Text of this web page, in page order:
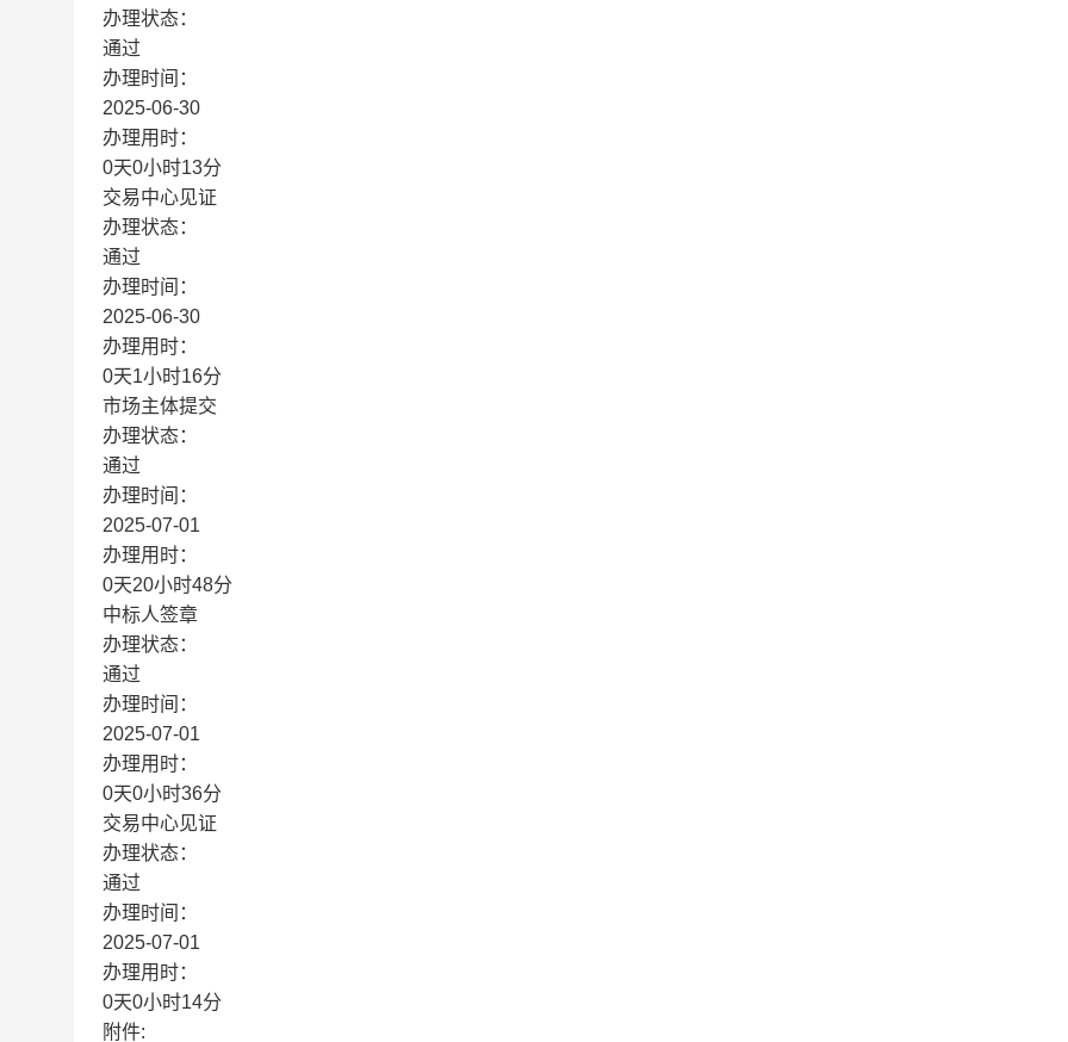
办理状态：
通过
办理时间：
2025-06-30
办理用时：
0天0小时13分
交易中心见证
办理状态：
通过
办理时间：
2025-06-30
办理用时：
0天1小时16分
市场主体提交
办理状态：
通过
办理时间：
2025-07-01
办理用时：
0天20小时48分
中标人签章
办理状态：
通过
办理时间：
2025-07-01
办理用时：
0天0小时36分
交易中心见证
办理状态：
通过
办理时间：
2025-07-01
办理用时：
0天0小时14分
附件: